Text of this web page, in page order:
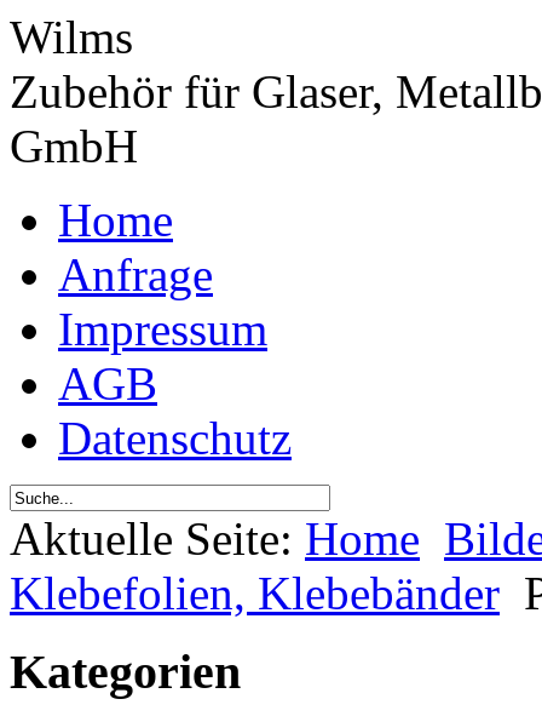
Wilms
Zubehör für Glaser,
GmbH
Home
Anfrage
Impressum
AGB
Datenschutz
Aktuelle Seite: Home
Klebefolien, Klebebänder
Kategorien